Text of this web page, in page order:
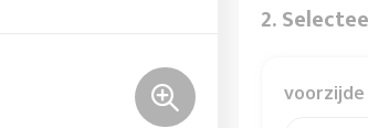
2.
voorzijde